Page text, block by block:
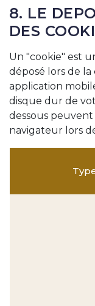
8. LE
DES
Un "cookie" est
déposé lors de la
application
disque dur de
dessous
navigateur lors